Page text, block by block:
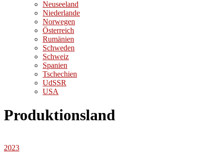
Neuseeland
Niederlande
Norwegen
Österreich
Rumänien
Schweden
Schweiz
Spanien
Tschechien
UdSSR
USA
Produktionsland
2023